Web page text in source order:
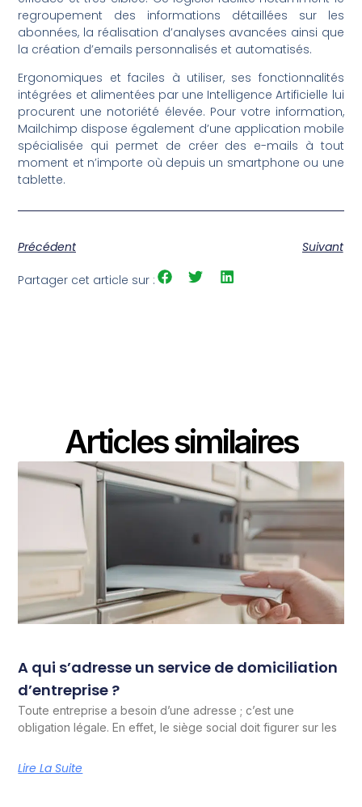
regroupement des informations détaillées sur les
abonnées, la réalisation d’analyses avancées ainsi que
la création d’emails personnalisés et automatisés.
Ergonomiques et faciles à utiliser, ses fonctionnalités
intégrées et alimentées par une Intelligence Artificielle lui
procurent une notoriété élevée. Pour votre information,
Mailchimp dispose également d’une application mobile
spécialisée qui permet de créer des e-mails à tout
moment et n’importe où depuis un smartphone ou une
tablette.
Précédent Suivant
Partager cet article sur :
Articles similaires
A qui s’adresse un service de domiciliation
d’entreprise ?
Toute entreprise a besoin d’une adresse ; c’est une
obligation légale. En effet, le siège social doit figurer sur les
Lire La Suite